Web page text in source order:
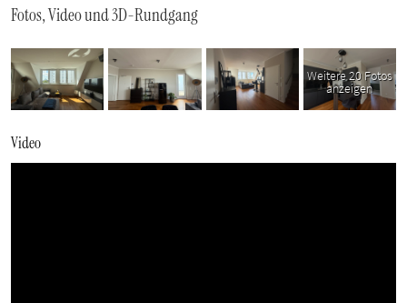
Fotos, Video und 3D-Rundgang
Weitere 20 Fotos
anzeigen
Video